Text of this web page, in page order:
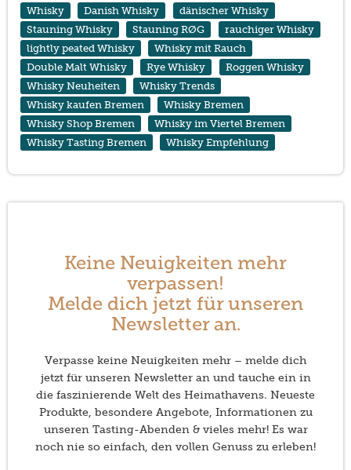
Whisky Danish Whisky
dänischer Whisky
Stauning Whisky
Stauning RØG
rauchiger Whisky
lightly peated Whisky
Whisky mit Rauch
Double Malt Whisky
Rye Whisky
Roggen Whisky
Whisky Neuheiten
Whisky Trends
Whisky kaufen Bremen
Whisky Bremen
Whisky Shop Bremen
Whisky im Viertel Bremen
Whisky Tasting Bremen
Whisky Empfehlung
Keine Neuigkeiten mehr
verpassen!
Melde dich jetzt für unseren
Newsletter an.
Verpasse keine Neuigkeiten mehr – melde dich
jetzt für unseren Newsletter an und tauche ein in
die faszinierende Welt des Heimathavens. Neueste
Produkte, besondere Angebote, Informationen zu
unseren Tasting-Abenden & vieles mehr! Es war
noch nie so einfach, den vollen Genuss zu erleben!